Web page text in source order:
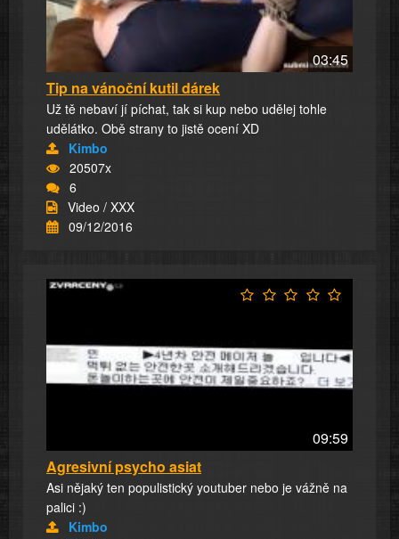
03:45
Tip na vánoční kutil dárek
Už tě nebaví jí píchat, tak si kup nebo udělej tohle
udělátko. Obě strany to jistě ocení XD
Kimbo
20507x
6
Video / XXX
09/12/2016
09:59
Agresivní psycho asiat
Asi nějaký ten populistický youtuber nebo je vážně na
palici :)
Kimbo